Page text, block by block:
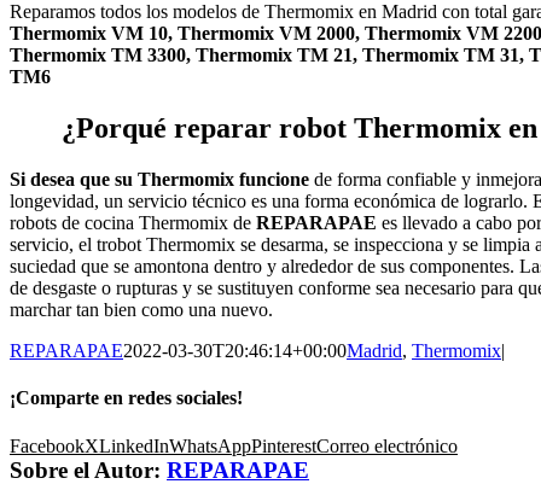
Reparamos todos los modelos de Thermomix en Madrid con total
Thermomix VM 10, Thermomix VM 2000, Thermomix VM
Thermomix TM 3300, Thermomix TM 21, Thermomix TM 31,
TM6
¿Porqué reparar robot Thermomix
Si desea que su Thermomix funcione de forma confiable y
longevidad, un servicio técnico es una forma económica de lograrlo.
robots de cocina Thermomix de REPARAPAE es llevado a cabo
servicio, el trobot Thermomix se desarma, se inspecciona y se
suciedad que se amontona dentro y alrededor de sus componentes.
de desgaste o rupturas y se sustituyen conforme sea necesario para
marchar tan bien como una nuevo.
REPARAPAE2022-03-30T20:46:14+00:00Madrid, Thermomix|
¡Comparte en redes sociales!
FacebookXLinkedInWhatsAppPinterestCorreo electrónico
Sobre el Autor: REPARAPAE